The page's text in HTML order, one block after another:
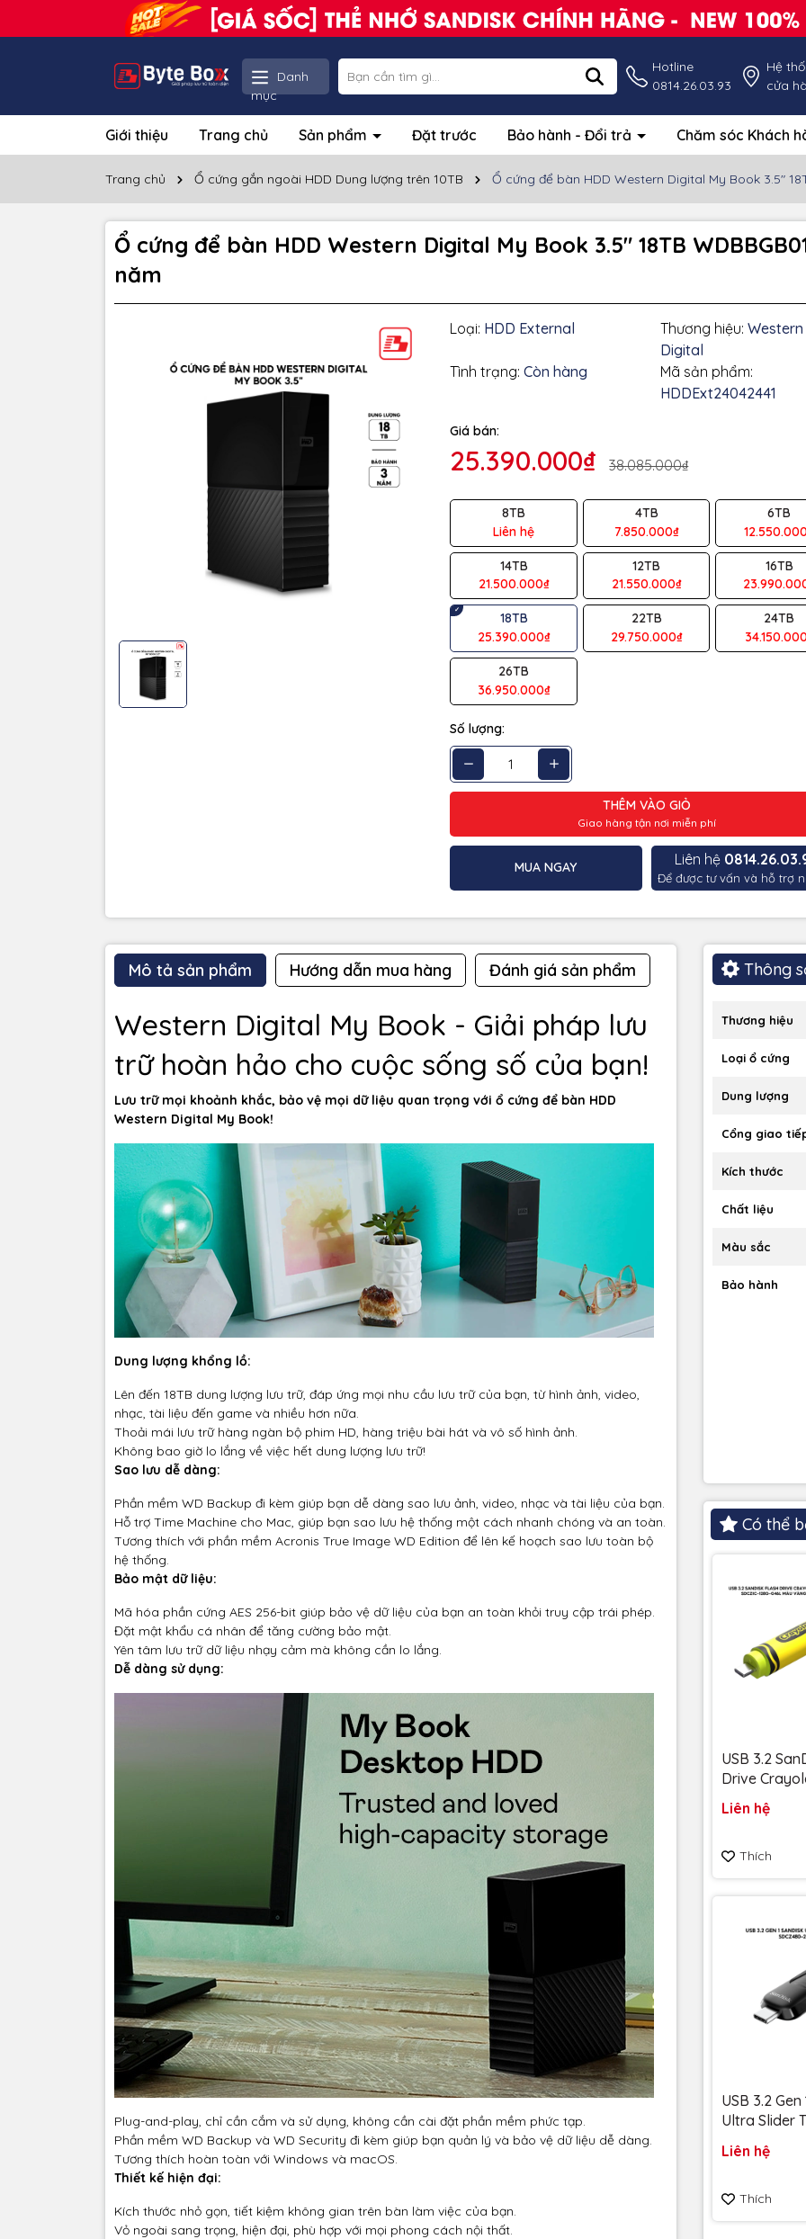
Danh
mục
Hotline
0814.26.03.93
Hệ
cửa
Giới thiệu Trang chủ Sản phẩm Đặt trước Bảo hành - Đổi trả Chăm sóc Khách
Trang chủ Ổ cứng gắn ngoài HDD Dung lượng trên 10TB Ổ cứng để bàn HDD Western Digital My Book 3.5"
Ổ cứng để bàn HDD Western Digital My Book 3.5" 18TB
năm
Loại: HDD External Thương hiệu: Western
Digital
Tình trạng: Còn hàng
Mã sản phẩm:
HDDExt24042441
Giá bán:
25.390.000₫ 38.085.000₫
8TB
Liên hệ
4TB
7.850.000₫
6TB
14TB
21.500.000₫
12TB
21.550.000₫
16TB
18TB
25.390.000₫
22TB
29.750.000₫
24TB
26TB
36.950.000₫
Số lượng:
THÊM VÀO GIỎ
Giao hàng tận nơi miễn phí
MUA NGAY Liên hệ
Để được tư vấn và hỗ trợ
Mô tả sản phẩm Hướng dẫn mua hàng Đánh giá sản phẩm
Western Digital My Book - Giải pháp lưu
trữ hoàn hảo cho cuộc sống số của bạn!
Lưu trữ mọi khoảnh khắc, bảo vệ mọi dữ liệu quan trọng với ổ cứng để bàn HDD
Western Digital My Book!
Dung lượng khổng lồ:
Lên đến 18TB dung lượng lưu trữ, đáp ứng mọi nhu cầu lưu trữ của bạn, từ hình ảnh, video,
nhạc, tài liệu đến game và nhiều hơn nữa.
Thoải mái lưu trữ hàng ngàn bộ phim HD, hàng triệu bài hát và vô số hình ảnh.
Không bao giờ lo lắng về việc hết dung lượng lưu trữ!
Sao lưu dễ dàng:
Phần mềm WD Backup đi kèm giúp bạn dễ dàng sao lưu ảnh, video, nhạc và tài liệu của bạn.
Hỗ trợ Time Machine cho Mac, giúp bạn sao lưu hệ thống một cách nhanh chóng và an toàn.
Tương thích với phần mềm Acronis True Image WD Edition để lên kế hoạch sao lưu toàn bộ
hệ thống.
Bảo mật dữ liệu:
Mã hóa phần cứng AES 256-bit giúp bảo vệ dữ liệu của bạn an toàn khỏi truy cập trái phép.
Đặt mật khẩu cá nhân để tăng cường bảo mật.
Yên tâm lưu trữ dữ liệu nhạy cảm mà không cần lo lắng.
Dễ dàng sử dụng:
Plug-and-play, chỉ cần cắm và sử dụng, không cần cài đặt phần mềm phức tạp.
Phần mềm WD Backup và WD Security đi kèm giúp bạn quản lý và bảo vệ dữ liệu dễ dàng.
Tương thích hoàn toàn với Windows và macOS.
Thiết kế hiện đại:
Kích thước nhỏ gọn, tiết kiệm không gian trên bàn làm việc của bạn.
Vỏ ngoài sang trọng, hiện đại, phù hợp với mọi phong cách nội thất.
Thông
Thương hiệu
Loại ổ cứng
Dung lượng
Cổng giao
Kích thước
Chất liệu
Màu sắc
Bảo hành
Có thể
USB 3.2
Drive
SDCZIC-
5 năm
Liên hệ
Thích
USB 3.2
Ultra Slider
SDCZ480-
Liên hệ
Thích
Thông số kỹ thuật
Thương hiệu Western Digital
HDD 3.5''
18TB
USB 3.2 Gen 1/USB 3.0 and USB 2.0
139.3 x 49.0 x 170.6 mm
Nhựa
Đen